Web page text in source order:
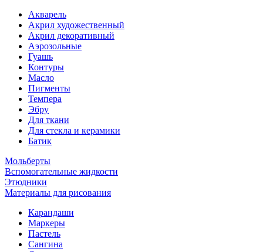
Акварель
Акрил художественный
Акрил декоративный
Аэрозольные
Гуашь
Контуры
Масло
Пигменты
Темпера
Эбру
Для ткани
Для стекла и керамики
Батик
Мольберты
Вспомогательные жидкости
Этюдники
Материалы для рисования
Карандаши
Маркеры
Пастель
Сангина